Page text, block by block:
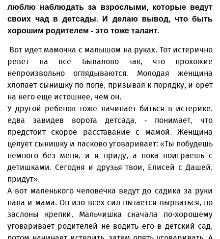
люблю наблюдать за взрослыми, которые ведут
своих чад в детсады. И делаю вывод, что быть
хорошим родителем - это тоже талант.
Вот идет мамочка с малышом на руках. Тот истерично
ревет на все Бывалово так, что прохожие
непроизвольно оглядываются. Молодая женщина
хлопает сынишку по попе, призывая к порядку, и орет
на него еще истошнее, чем он.
У другой ребенок тоже начинает биться в истерике,
едва завидев ворота детсада, - понимает, что
предстоит скорое расставание с мамой. Женщина
целует сынишку и ласково уговаривает: «Ты побудешь
немного без меня, и я приду, а пока поиграешь с
детишками. Сегодня и друзья твои, Елисей с Дашей,
придут».
А вот маленького человечка ведут до садика за руки
папа и мама. Он изо всех сил пытается вырваться, но
заслоны крепки. Мальчишка сначала по-хорошему
уговаривает родителей не водить его в детский сад,